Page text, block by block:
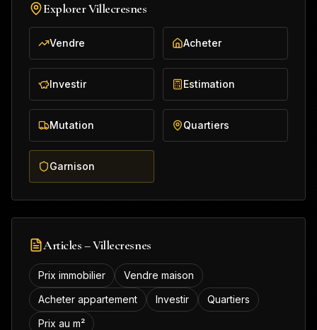
ExplorerVillecresnes
Vendre Acheter
Investir Estimation
Mutation Quartiers
Garnison
Articles –Villecresnes
Prix immobilier
Vendre maison
Acheter appartement
Investir
Quartiers
Prix au m²